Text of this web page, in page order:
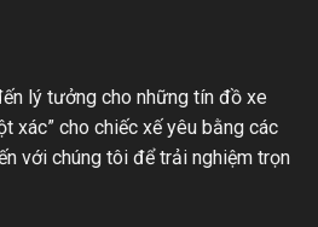
lý tưởng cho những tín đồ xe
xác” cho chiếc xế yêu bằng các
với chúng tôi để trải nghiệm trọn